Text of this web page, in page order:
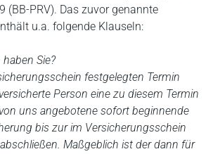
(BB-PRV). Das zuvor genannte
u.a. folgende Klauseln:
Sie?
festgelegten Termin
Person eine zu diesem Termin
uns angebotene sofort beginnende
bis zur im Versicherungsschein
Maßgeblich ist der dann für